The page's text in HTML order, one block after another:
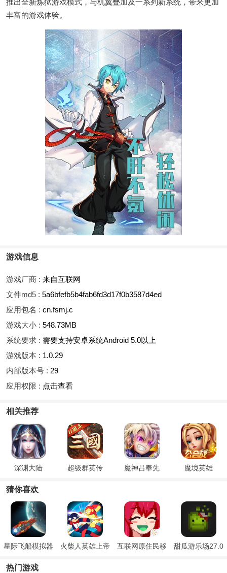
推出全新炼狱游戏模式，与机翼叠加及一系列新系统，带来更加
丰富的游戏体验。
游戏信息
游戏厂商 : 来自互联网
文件md5 : 5a6bfefb5b4fab6fd3d17f0b3587d4ed
应用包名 : cn.fsmj.c
游戏大小 : 548.73MB
系统要求 : 需要支持安卓系统Android 5.0以上
游戏版本 : 1.0.29
内部版本号 : 29
应用权限 : 点击查看
相关推荐
深渊大陆 超级群英传 魔神吕奉先 魔境英雄
猜你喜欢
星际飞船模拟器
火柴人英雄上帝
互联网原住民移
甜瓜游乐场27.0
热门游戏